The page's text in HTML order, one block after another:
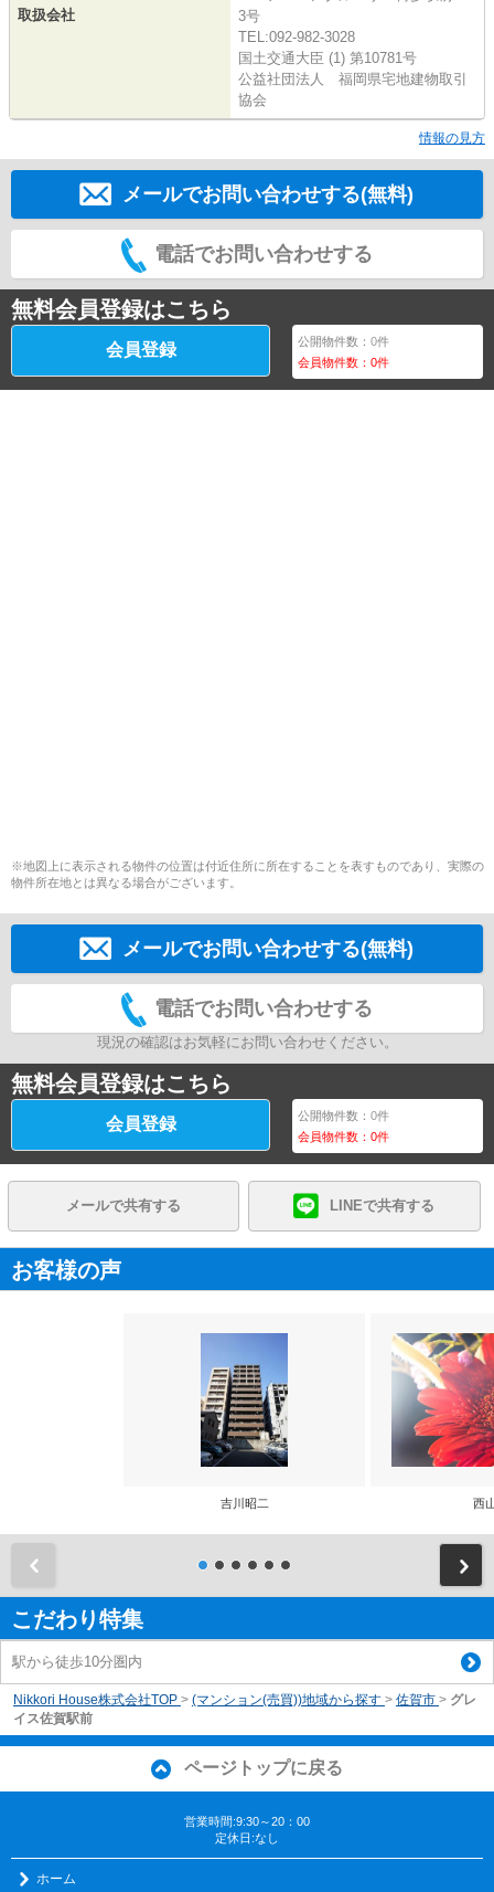
取扱会社
3号
TEL:092-982-3028
国土交通大臣 (1) 第10781号
公益社団法人 福岡県宅地建物取引
協会
情報の見方
メールでお問い合わせする(無料)
電話でお問い合わせする
無料会員登録はこちら
会員登録 公開物件数：0件
会員物件数：0件
※地図上に表示される物件の位置は付近住所に所在することを表すものであり、実際の
物件所在地とは異なる場合がございます。
メールでお問い合わせする(無料)
電話でお問い合わせする
現況の確認はお気軽にお問い合わせください。
無料会員登録はこちら
会員登録 公開物件数：0件
会員物件数：0件
メールで共有する LINEで共有する
お客様の声
吉川昭二 西
こだわり特集
駅から徒歩10分圏内
Nikkori House株式会社TOP > (マンション(売買))地域から探す > 佐賀市 > グレ
イス佐賀駅前
ページトップに戻る
営業時間:9:30～20：00
定休日:なし
ホーム